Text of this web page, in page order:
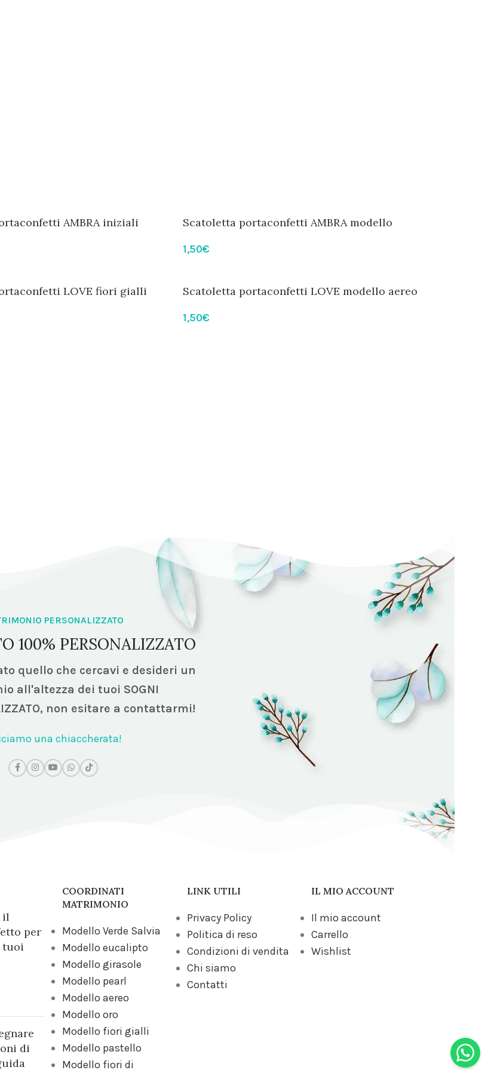
AMBRA iniziali
Scatoletta portaconfetti AMBRA modello
1,50€
LOVE fiori gialli Scatoletta portaconfetti LOVE modello aereo
1,50€
PERSONALIZZATO
100% PERSONALIZZATO
quello che cercavi e desideri un
all'altezza dei tuoi SOGNI
non esitare a contattarmi!
una chiaccherata!
il
per
tuoi
di
COORDINATI
MATRIMONIO
Modello Verde Salvia
Modello eucalipto
Modello girasole
Modello pearl
Modello aereo
Modello oro
Modello fiori gialli
Modello pastello
Modello fiori di
LINK UTILI
Privacy Policy
Politica di reso
Condizioni di vendita
Chi siamo
Contatti
IL MIO ACCOUNT
Il mio account
Carrello
Wishlist